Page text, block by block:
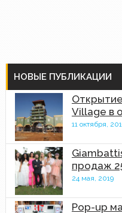
НОВЫЕ ПУБЛИКАЦИИ
Village в
11 октября,
продаж
24 мая, 2019
Pop-up